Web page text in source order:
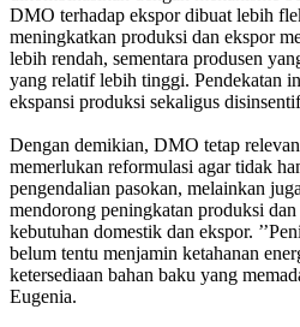
DMO terhadap ekspor dibuat lebih
meningkatkan produksi dan ekspor
lebih rendah, sementara produsen
yang relatif lebih tinggi. Pendekatan
ekspansi produksi sekaligus
Dengan demikian, DMO tetap
memerlukan reformulasi agar tidak
pengendalian pasokan, melainkan
mendorong peningkatan produksi
kebutuhan domestik dan ekspor.
belum tentu menjamin ketahanan
ketersediaan bahan baku yang
Eugenia.